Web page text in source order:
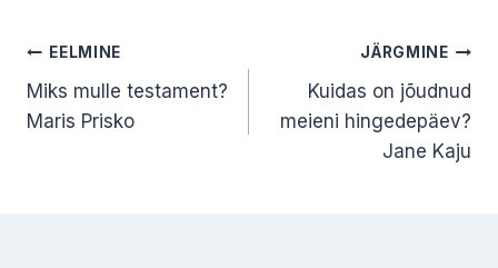
Navigeerimine
EELMINE
Miks mulle testament?
Maris Prisko
JÄRGMINE
Kuidas on jõudnud
meieni hingedepäev?
Jane Kaju